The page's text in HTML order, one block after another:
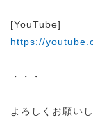
[YouTube]
https://
・・・
よろしくお願い